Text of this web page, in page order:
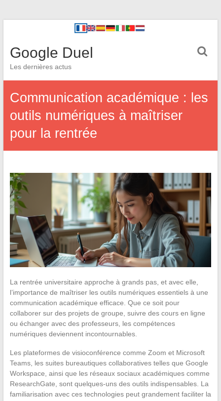
Google Duel
Les dernières actus
Communication académique : les
outils numériques à maîtriser
pour la rentrée
La rentrée universitaire approche à grands pas, et avec elle,
l’importance de maîtriser les outils numériques essentiels à une
communication académique efficace. Que ce soit pour
collaborer sur des projets de groupe, suivre des cours en ligne
ou échanger avec des professeurs, les compétences
numériques deviennent incontournables.
Les plateformes de visioconférence comme Zoom et Microsoft
Teams, les suites bureautiques collaboratives telles que Google
Workspace, ainsi que les réseaux sociaux académiques comme
ResearchGate, sont quelques-uns des outils indispensables. La
familiarisation avec ces technologies peut grandement faciliter la